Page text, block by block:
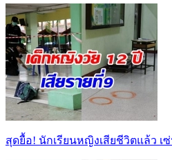
สุดยื้อ! นักเรียนหญิงเสียชีวิตแล้ว เ